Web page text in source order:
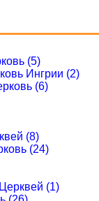
(5)
Ингрии (2)
(6)
(8)
(24)
(1)